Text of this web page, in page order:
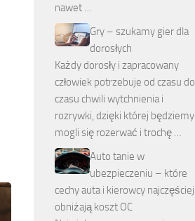
nawet …
Gry – szukamy gier dla
dorosłych
Każdy dorosły i zapracowany
człowiek potrzebuje od czasu do
czasu chwili wytchnienia i
rozrywki, dzięki której będziemy
mogli się rozerwać i trochę …
Auto tanie w
ubezpieczeniu – które
cechy auta i kierowcy najczęściej
obniżają koszt OC